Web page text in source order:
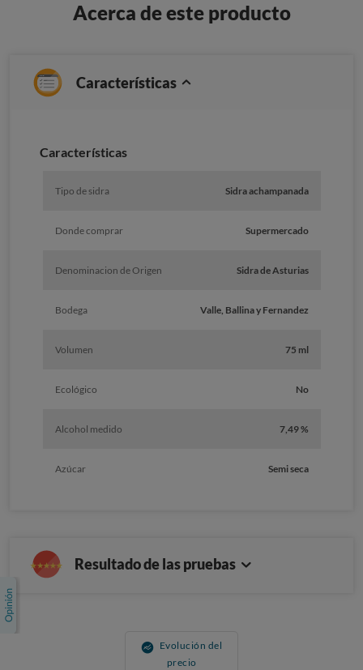
Acerca de este producto
Características
Caracterí­sticas
Tipo de sidra Sidra achampanada
Donde comprar Supermercado
Denominacion de Origen Sidra de Asturias
Bodega Valle, Ballina y Fernandez
Volumen 75 ml
Ecológico No
Alcohol medido 7,49 %
Azúcar Semi seca
Resultado de las pruebas
Evolución del
precio